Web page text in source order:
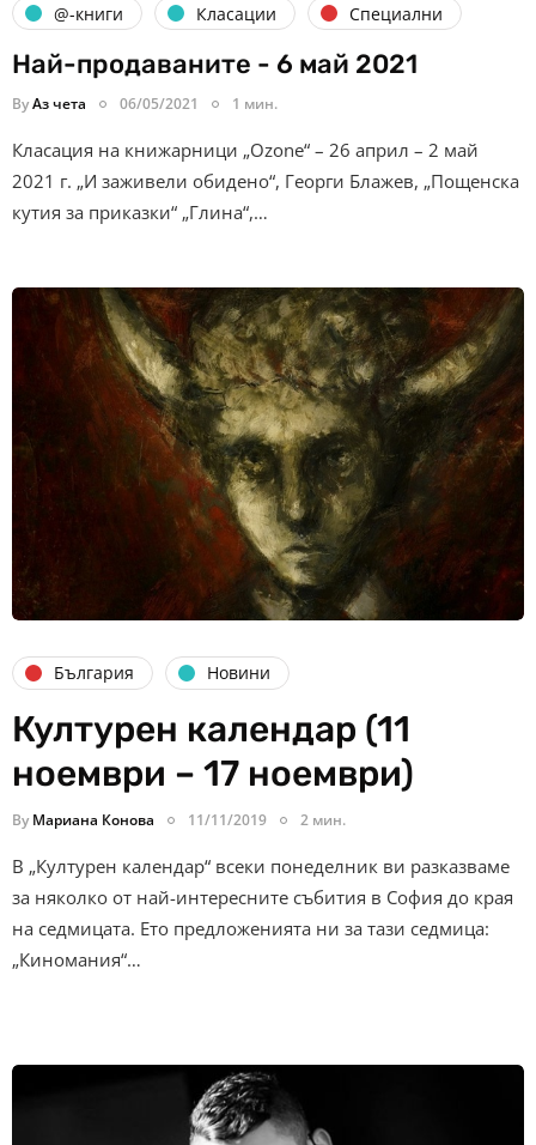
@-книги Класации Специални
Най-продаваните - 6 май 2021
ByАз чета 06/05/2021 1 мин.
Класация на книжарници „Ozone“ – 26 април – 2 май
2021 г. „И заживели обидено“, Георги Блажев, „Пощенска
кутия за приказки“ „Глина“,…
България Новини
Културен календар (11
ноември – 17 ноември)
By Мариана Конова 11/11/2019 2 мин.
В „Културен календар“ всеки понеделник ви разказваме
за няколко от най-интересните събития в София до края
на седмицата. Ето предложенията ни за тази седмица:
„Киномания“…